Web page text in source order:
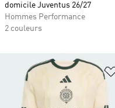
domicile Juventus 26/27
Hommes Performance
2 couleurs